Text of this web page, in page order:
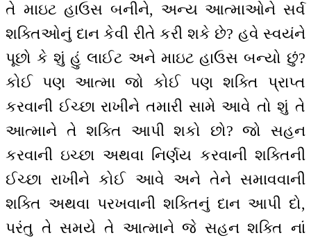
તે માઇટ હાઉસ બનીને, અન્ય આત્માઓને સર્વ
શક્તિઓનું દાન કેવી રીતે કરી શકે છે? હવે સ્વયંને
પૂછો કે શું હું લાઈટ અને માઇટ હાઉસ બન્યો છું?
કોઈ પણ આત્મા જો કોઈ પણ શક્તિ પ્રાપ્ત
કરવાની ઈચ્છા રાખીને તમારી સામે આવે તો શું તે
આત્માને તે શક્તિ આપી શકો છો? જો સહન
કરવાની ઇચ્છા અથવા નિર્ણય કરવાની શક્તિની
ઈચ્છા રાખીને કોઈ આવે અને તેને સમાવવાની
શક્તિ અથવા પરખવાની શક્તિનું દાન આપી દો,
પરંતુ તે સમયે તે આત્માને જે સહન શક્તિ નાં